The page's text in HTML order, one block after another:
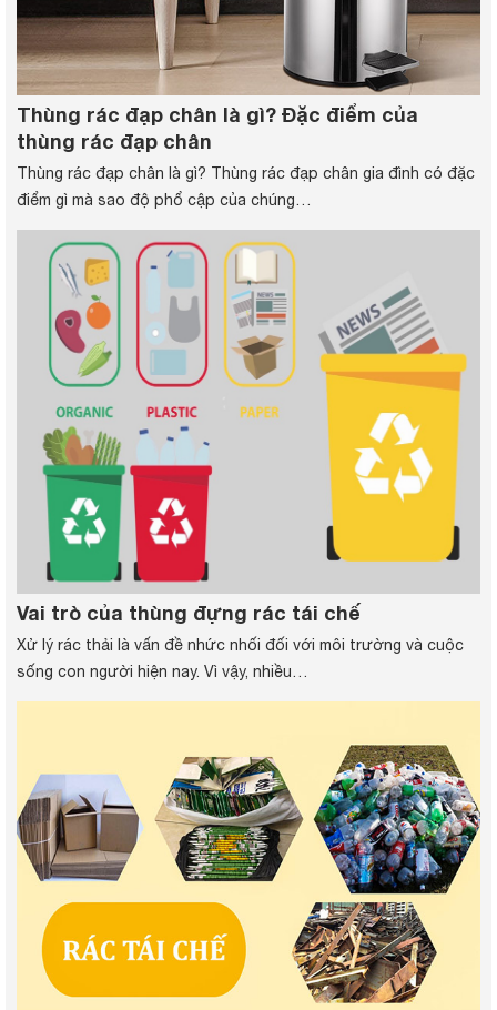
Thùng rác đạp chân là gì? Đặc điểm của
thùng rác đạp chân
Thùng rác đạp chân là gì? Thùng rác đạp chân gia đình có đặc
điểm gì mà sao độ phổ cập của chúng…
Vai trò của thùng đựng rác tái chế
Xử lý rác thải là vấn đề nhức nhối đối với môi trường và cuộc
sống con người hiện nay. Vì vậy, nhiều…